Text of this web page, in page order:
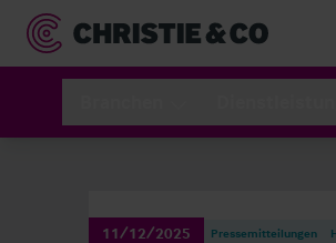
11/12/2025 Pressemitteilungen